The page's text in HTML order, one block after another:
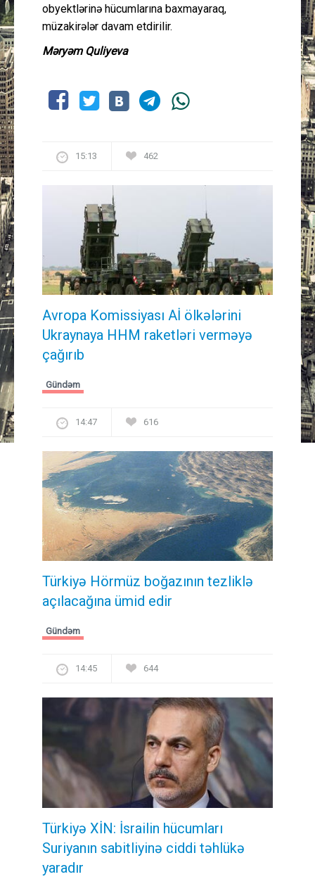
Əlaqə
obyektlərinə hücumlarına baxmayaraq,
müzakirələr davam etdirilir.
Məryəm Quliyeva
15:13 462
Avropa Komissiyası Aİ ölkələrini
Ukraynaya HHM raketləri verməyə
çağırıb
Gündəm
14:47 616
Türkiyə Hörmüz boğazının tezliklə
açılacağına ümid edir
Gündəm
14:45 644
Türkiyə XİN: İsrailin hücumları
Suriyanın sabitliyinə ciddi təhlükə
yaradır